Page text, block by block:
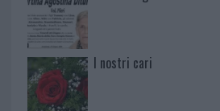
I nostri cari